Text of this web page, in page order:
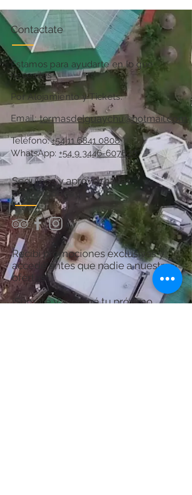
Contactate
Estamos para ayudarte en lo que
necesites
Por Alojamiento y Tickets:
Email:
Teléfono:+54 11 6841 0808
WhatsApp: +54 9 3446-607620
termasdelguaychu@hotmail.com
Seguinos y aprovechá las
promociones
Recibí promociones exclusivas y
accedé antes que nadie a nuestras
ofertas.
¡Sumate y asegurá tu próximo